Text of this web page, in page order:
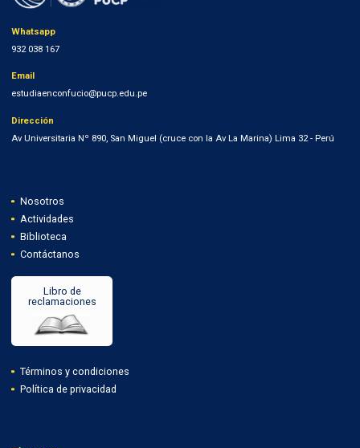
Whatsapp
932 038 167
Email
estudiaenconfucio@pucp.edu.pe
Dirección
Av Universitaria Nº 890, San Miguel (cruce con la Av La Marina) Lima 32 - Perú
Nosotros
Actividades
Biblioteca
Contáctanos
Libro de
reclamaciones
Términos y condiciones
Política de privacidad